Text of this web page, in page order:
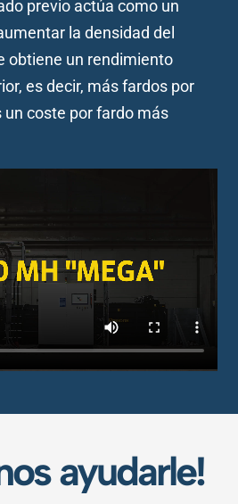
previo actúa como un
la densidad del
obtiene un rendimiento
es decir, más fardos por
un coste por fardo más
ayudarle!